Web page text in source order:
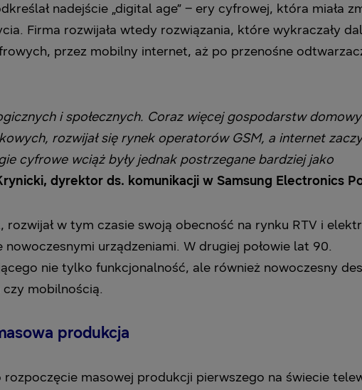
nadejście „digital age” – ery cyfrowej, która miała
Firma rozwijała wtedy rozwiązania, które wykraczały
przez mobilny internet, aż po przenośne
i społecznych. Coraz więcej gospodarstw
rozwijał się rynek operatorów GSM, a internet
cyfrowe wciąż były jednak postrzegane bardziej jako
dyrektor ds. komunikacji w Samsung Electronics
w tym czasie swoją obecność na rynku RTV i
urządzeniami. W drugiej połowie lat 90.
nie tylko funkcjonalność, ale również nowoczesny
mobilnością.
produkcja
rozpoczęcie masowej produkcji pierwszego na świecie